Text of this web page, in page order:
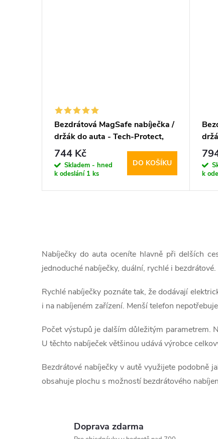
Bezdrátová MagSafe nabíječka /
držák do auta - Tech-Protect,
MM15W-V1 Dashboard & Vent
744 Kč
Skladem - hned
k odeslání 1 ks
DO KOŠÍKU
k
v
l
á
d
a
c
í
p
Nabíječky do auta oceníte hlavně při delších
jednoduché nabíječky, duální, rychlé i
Rychlé nabíječky poznáte tak, že dodávají
i na nabíjeném zařízení. Menší telefon
Počet výstupů je dalším důležitým parametrem.
U těchto nabíječek většinou udává výrobce
Bezdrátové nabíječky v autě využijete podobně
obsahuje plochu s možností bezdrátového
Doprava zdarma